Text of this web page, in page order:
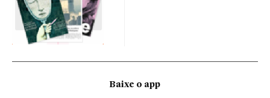
Baixe o app